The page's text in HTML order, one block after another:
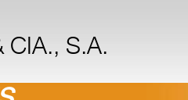
CIA., S.A.